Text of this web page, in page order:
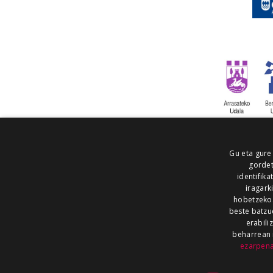
ALEA
Gu eta
hobetzeko.
beste